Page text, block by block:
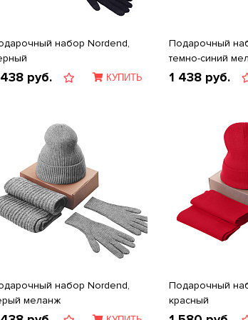
набор Nordend,
руб. КУПИТЬ
Подарочный
темно-синий
1 438 руб.
набор Nordend,
меланж
Подарочный
красный